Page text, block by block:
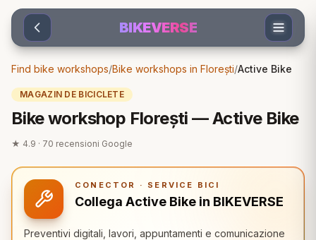
Sari la conținut
BIKEVERSE
Find bike workshops/Bike workshops in Florești/Active Bike
MAGAZIN DE BICICLETE
Bike workshop Florești — Active Bike
★ 4.9 · 70 recensioni Google
CONECTOR · SERVICE BICI
Collega Active Bike in BIKEVERSE
Preventivi digitali, lavori, appuntamenti e comunicazione